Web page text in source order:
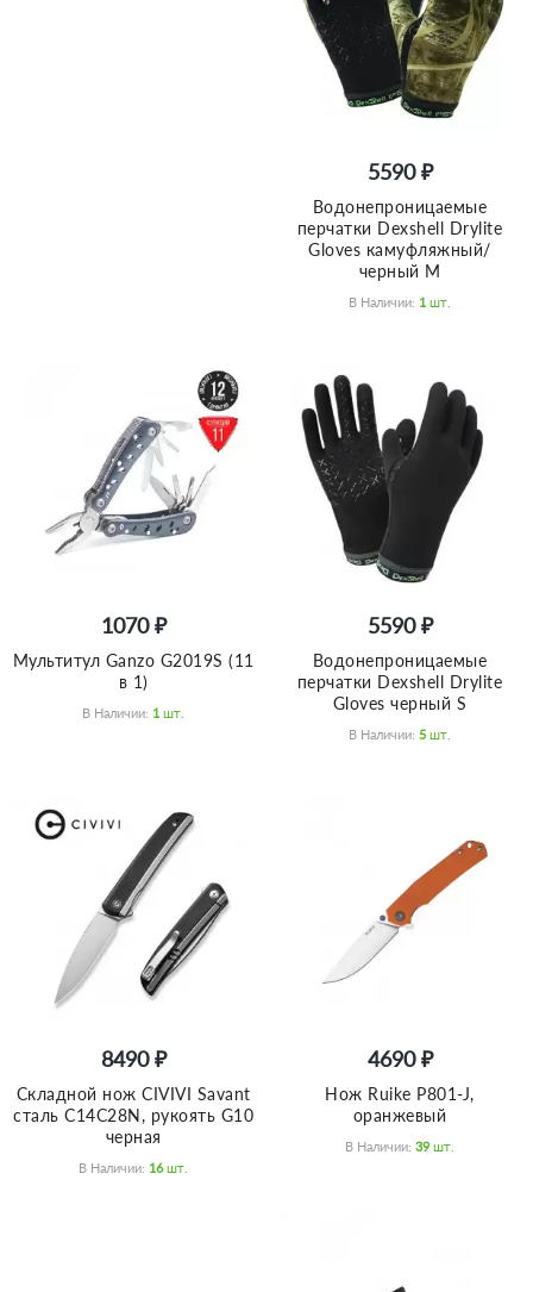
5590 ₽
Водонепроницаемые
перчатки Dexshell Drylite
Gloves камуфляжный/
черный M
В Наличии: 1 Шт.
1070 ₽
Мультитул Ganzo G2019S (11
в 1)
В Наличии: 1 Шт.
5590 ₽
Водонепроницаемые
перчатки Dexshell Drylite
Gloves черный S
В Наличии: 5 Шт.
8490 ₽
Складной нож CIVIVI Savant
сталь C14C28N, рукоять G10
черная
В Наличии: 16 Шт.
4690 ₽
Нож Ruike P801-J,
оранжевый
В Наличии: 39 Шт.